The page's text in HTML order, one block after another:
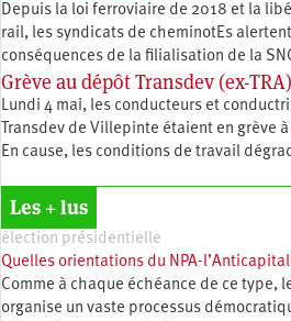
Depuis la loi ferroviaire de 2018 et la
rail, les syndicats de cheminotEs
conséquences de la filialisation de la
Grève au dépôt Transdev (ex-TRA)
Lundi 4 mai, les conducteurs et
Transdev de Villepinte étaient en grève
En cause, les conditions de travail
Les + lus
élection présidentielle
Quelles orientations du NPA-
Comme à chaque échéance de ce type,
organise un vaste processus